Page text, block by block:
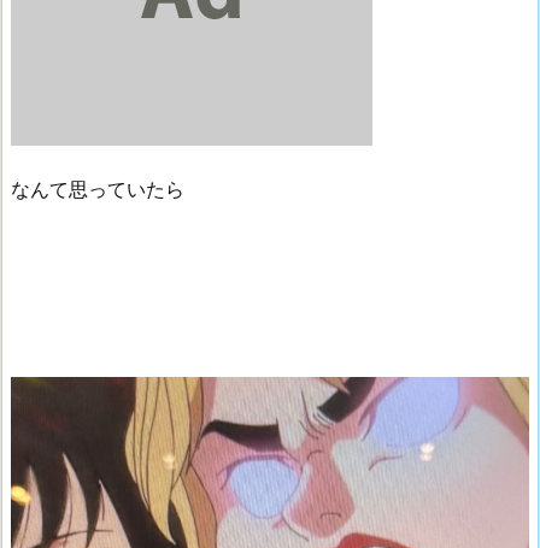
なんて思っていたら